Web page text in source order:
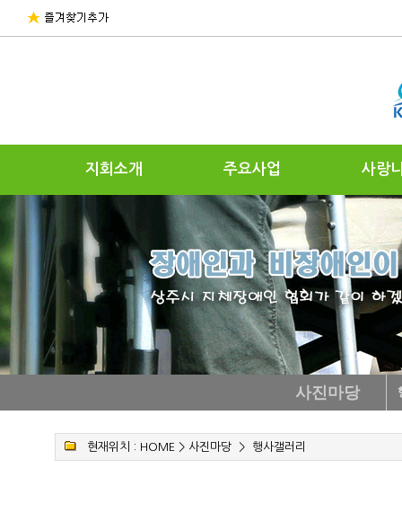
지회소개 주요사업 사랑
사진마당
현재위치 : HOME > 사진마당> 행사갤러리